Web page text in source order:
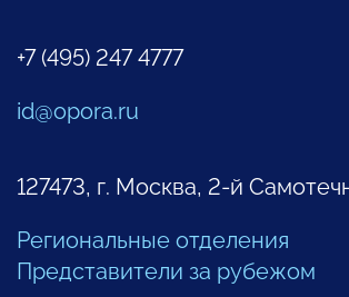
+7 (495) 247 4777
id@opora.ru
127473, г. Москва, 2-й
Региональные отделения
Представители за рубежом